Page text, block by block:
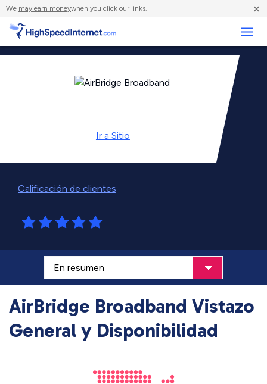
We may earn moneywhen you click our links. ×
Ir a Sitio
Calificación de clientes
AirBridge Broadband Vistazo
General y Disponibilidad